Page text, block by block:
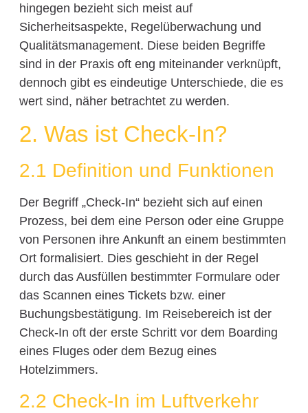
hingegen bezieht sich meist auf
Sicherheitsaspekte, Regelüberwachung und
Qualitätsmanagement. Diese beiden Begriffe
sind in der Praxis oft eng miteinander verknüpft,
dennoch gibt es eindeutige Unterschiede, die es
wert sind, näher betrachtet zu werden.
2. Was ist Check-In?
2.1 Definition und Funktionen
Der Begriff „Check-In“ bezieht sich auf einen
Prozess, bei dem eine Person oder eine Gruppe
von Personen ihre Ankunft an einem bestimmten
Ort formalisiert. Dies geschieht in der Regel
durch das Ausfüllen bestimmter Formulare oder
das Scannen eines Tickets bzw. einer
Buchungsbestätigung. Im Reisebereich ist der
Check-In oft der erste Schritt vor dem Boarding
eines Fluges oder dem Bezug eines
Hotelzimmers.
2.2 Check-In im Luftverkehr